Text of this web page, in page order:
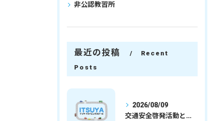
非公認教習所
最近の投稿
Recent
Posts
2026/08/09
交通安全啓発活動と埼玉県さいたま市行田市で免許取得を安心して目指すための実践ガイド